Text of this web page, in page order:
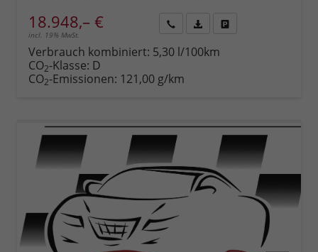
18.948,– €
incl. 19% MwSt.
anfordern
Datei,
Verbrauch kombiniert: 5,30 l/100km
CO2-Klasse: D
CO2-Emissionen: 121,00 g/km